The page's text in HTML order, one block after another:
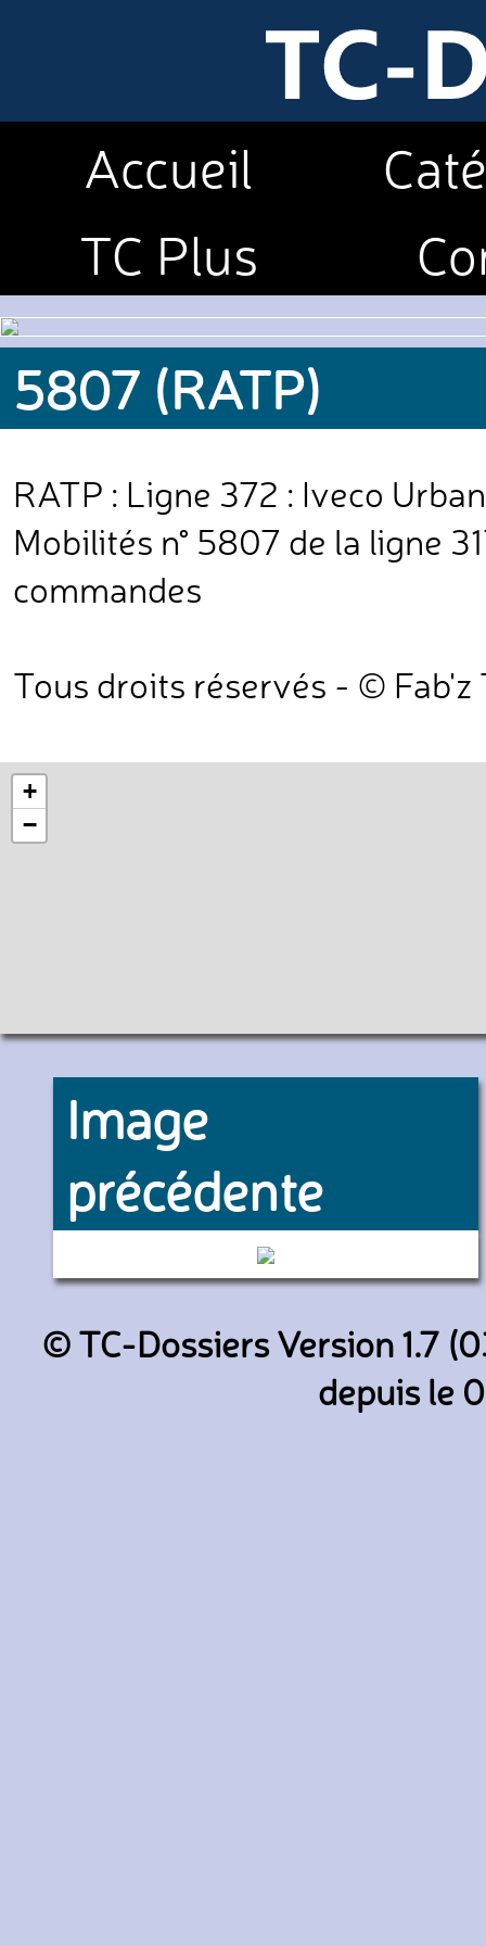
Accueil
TC Plus
5807 (RATP)
RATP : Ligne 372 : Iveco
Mobilités n° 5807 de la ligne
commandes
Tous droits réservés - © Fab'z
+
−
Image
précédente
1360 (RATP)
© TC-Dossiers Version 1.7
depuis le